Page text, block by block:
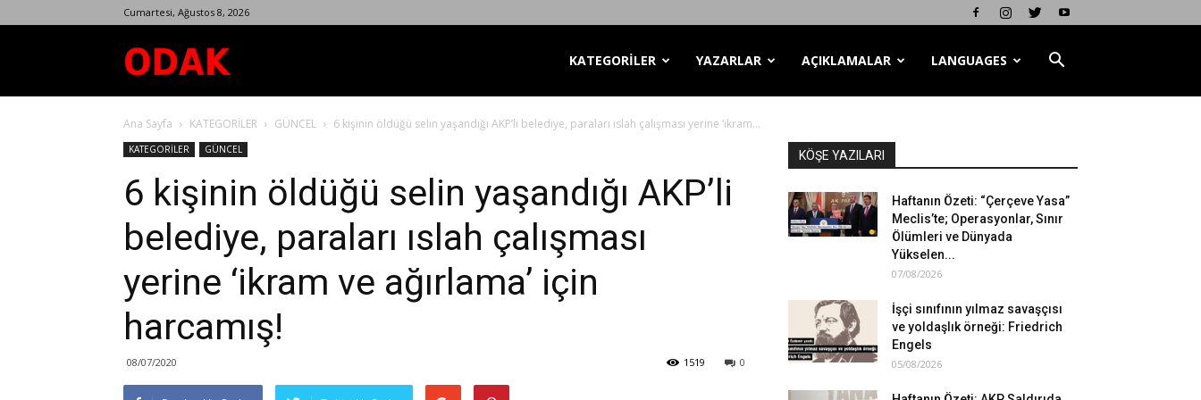
Cumartesi, Ağustos 8, 2026
Dergisi
KATEGORİLER YAZARLAR AÇIKLAMALAR LANGUAGES
Ana Sayfa KATEGORİLER GÜNCEL 6 kişinin öldüğü selin yaşandığı AKP’li belediye, paraları ıslah çalışması yerine ‘ikram...
KATEGORİLER GÜNCEL
6 kişinin öldüğü selin yaşandığı AKP’li
belediye, paraları ıslah çalışması
yerine ‘ikram ve ağırlama’ için
harcamış!
08/07/2020 0
1519
KÖŞE YAZILARI
Haftanın Özeti: “Çerçeve Yasa”
Meclis’te; Operasyonlar, Sınır
Ölümleri ve Dünyada
Yükselen...
07/08/2026
İşçi sınıfının yılmaz savaşçısı
ve yoldaşlık örneği: Friedrich
Engels
05/08/2026